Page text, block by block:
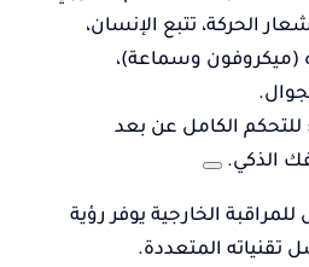
الحركة، تتبع الإنسان،
(ميكروفون وسماعة)،
للتحكم الكامل عن بعد
الذكي.
الخارجية يوفر رؤية
تقنياته المتعددة.